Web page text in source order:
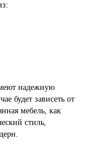
надежную
будет зависеть от
мебель, как
стиль,